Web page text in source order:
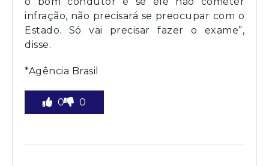
infração, não precisará se preocupar com o
Estado. Só vai precisar fazer o exame”,
disse.
*Agência Brasil
0 0